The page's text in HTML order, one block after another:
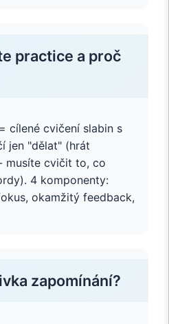
practice a proč
cílené cvičení slabin s
jen "dělat" (hrát
musíte cvičit to, co
4 komponenty:
okamžitý feedback,
zapomínání?